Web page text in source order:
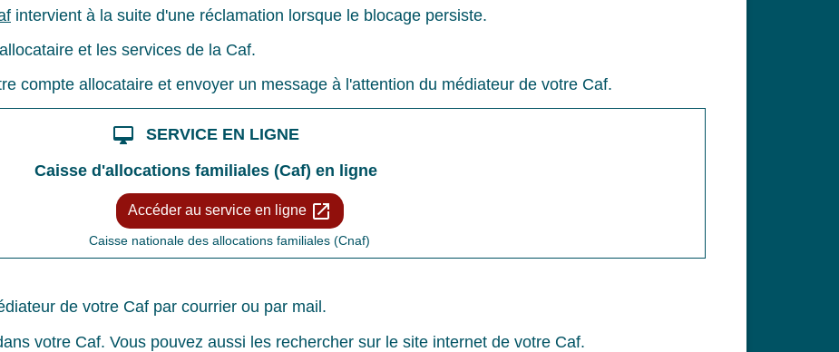
intervient à la suite d'une réclamation lorsque le blocage persiste.
et les services de la Caf.
compte allocataire et envoyer un message à l'attention du médiateur de votre Caf.
desktop_mac
SERVICE EN LIGNE
Caisse d'allocations familiales (Caf) en ligne
Accéder au service en ligne open_in_new
Caisse nationale des allocations familiales (Cnaf)
de votre Caf par courrier ou par mail.
votre Caf. Vous pouvez aussi les rechercher sur le site internet de votre Caf.